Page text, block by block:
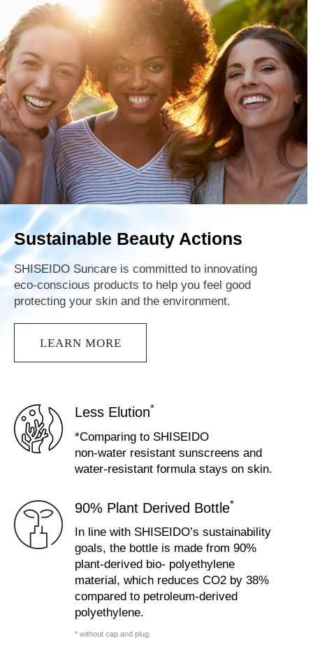
Sustainable Beauty Actions
SHISEIDO Suncare is committed to innovating
eco-conscious products to help you feel good
protecting your skin and the environment.
LEARN MORE
Less Elution*
*Comparing to SHISEIDO
non-water resistant sunscreens and
water-resistant formula stays on skin.
90% Plant Derived Bottle*
In line with SHISEIDO’s sustainability
goals, the bottle is made from 90%
plant-derived bio- polyethylene
material, which reduces CO2 by 38%
compared to petroleum-derived
polyethylene.
* without cap and plug.